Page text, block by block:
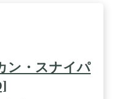
ン・スナイパ